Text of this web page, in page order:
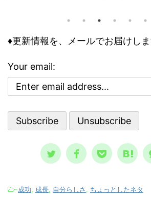
て知
、ど
精
周囲
いる
て、お話しします。 子供
怖れ、その恐怖と不安が日常
でした。 けれどもそこには
亡シナリオをエンタメとし
奇妙な空気も存在していま
して親しまれた ノストラダム
言、恐怖の大王とは？ ノス
♦更新情報を、メールでお届けしま
Your email:
-成功, 成長, 自分らしさ , ちょっとしたネタ